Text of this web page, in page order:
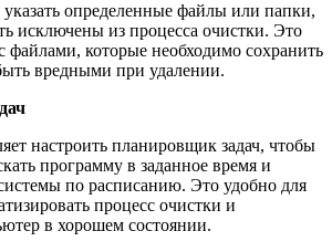
определенные файлы или папки,
исключены из процесса очистки. Это
файлами, которые необходимо сохранить
вредными при удалении.
настроить планировщик задач, чтобы
программу в заданное время и
по расписанию. Это удобно для
процесс очистки и
в хорошем состоянии.